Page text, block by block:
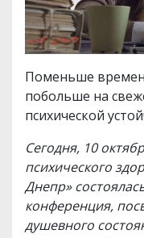
Поменьше
побольше на
психической
Сегодня, 10
психического
Днепр»
конференция,
душевного